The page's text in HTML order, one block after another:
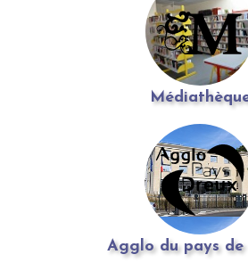
Agglo du pays de